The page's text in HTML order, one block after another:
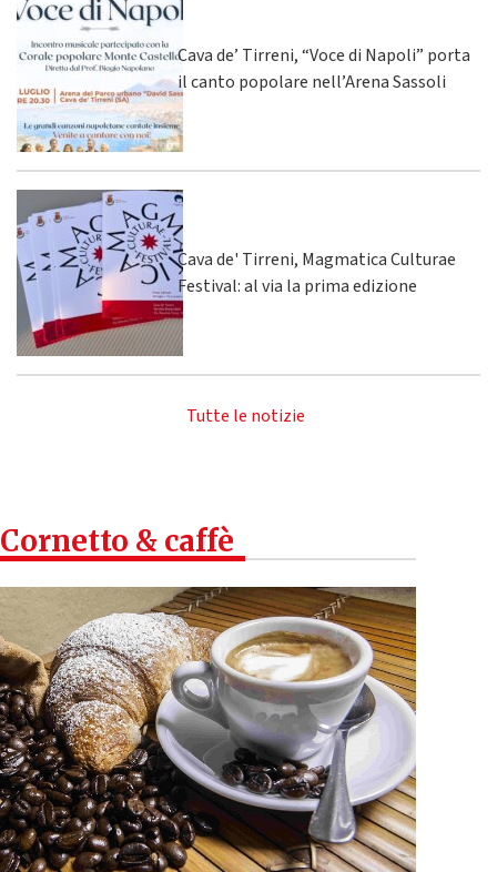
Cava de’ Tirreni, “Voce di Napoli” porta
il canto popolare nell’Arena Sassoli
Cava de' Tirreni, Magmatica Culturae
Festival: al via la prima edizione
Tutte le notizie
Cornetto & caffè